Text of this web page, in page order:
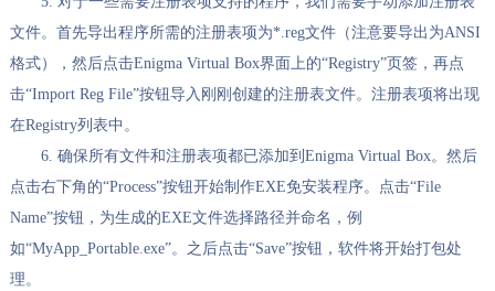
文件。首先导出程序所需的注册表项为*.reg文件（注意要导出为ANSI
格式），然后点击Enigma Virtual Box界面上的“Registry”页签，再点
击“Import Reg File”按钮导入刚刚创建的注册表文件。注册表项将出现
在Registry列表中。
6. 确保所有文件和注册表项都已添加到Enigma Virtual Box。然后
点击右下角的“Process”按钮开始制作EXE免安装程序。点击“File
Name”按钮，为生成的EXE文件选择路径并命名，例
如“MyApp_Portable.exe”。之后点击“Save”按钮，软件将开始打包处
理。